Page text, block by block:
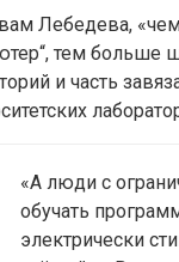
Лебедева,
тем больше
и часть
«А люди с
обучать
электрически